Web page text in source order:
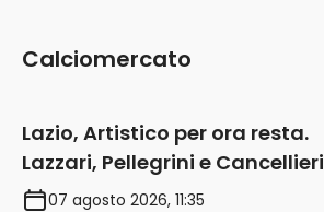
Calciomercato
Lazio, Artistico per ora resta.
Lazzari, Pellegrini e Cancellieri
in uscita
07 agosto 2026, 11:35